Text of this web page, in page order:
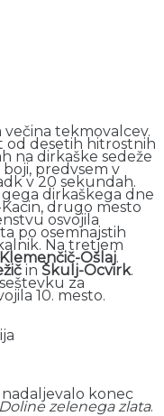
večina tekmovalcev.
od desetih hitrostnih
na dirkaške sedeže
predvsem v
v 20 sekundah.
dirkaškega dne
drugo mesto
osvojila
po osemnajstih
Na tretjem
Klemenčič-Ošlaj.
in Škulj-Ocvirk.
za
10. mesto.
konec
Doline zelenega zlata.